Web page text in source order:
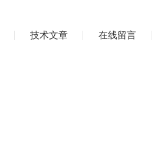
技术文章 在线留言